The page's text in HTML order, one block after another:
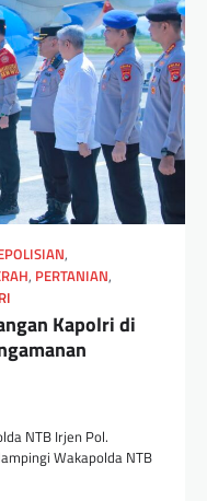
,
, PERTANIAN,
Kapolri di
NTB Irjen Pol.
Wakapolda NTB